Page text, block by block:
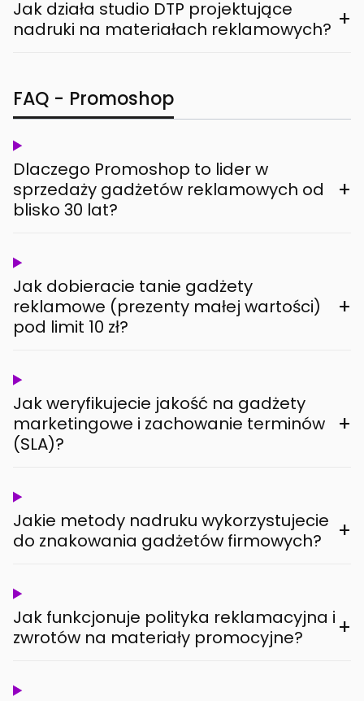
Jak działa studio DTP projektujące
nadruki na materiałach reklamowych? +
FAQ - Promoshop
Dlaczego Promoshop to lider w
sprzedaży gadżetów reklamowych od
blisko 30 lat?
+
Jak dobieracie tanie gadżety
reklamowe (prezenty małej wartości)
pod limit 10 zł?
+
Jak weryfikujecie jakość na gadżety
marketingowe i zachowanie terminów
(SLA)?
+
Jakie metody nadruku wykorzystujecie
do znakowania gadżetów firmowych?
+
Jak funkcjonuje polityka reklamacyjna i
zwrotów na materiały promocyjne?
+